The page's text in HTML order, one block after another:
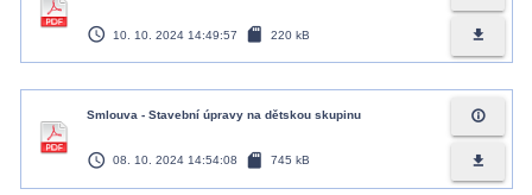
access_time 10. 10. 2024 14:49:57 sd_card 220 kB file_download
Smlouva - Stavební úpravy na dětskou skupinu
access_time 08. 10. 2024 14:54:08 sd_card 745 kB
info_outline
file_download